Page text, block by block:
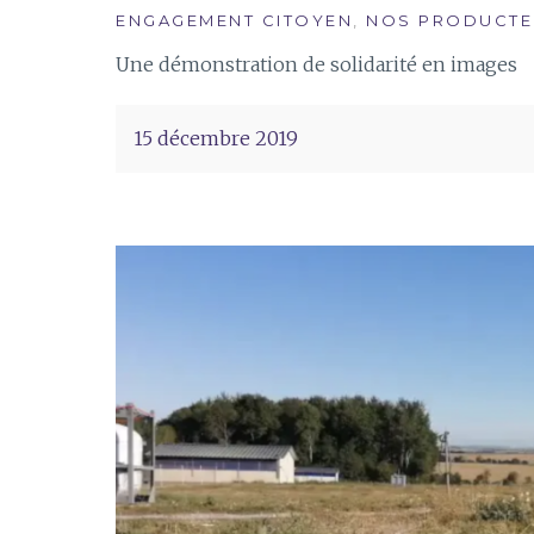
ENGAGEMENT CITOYEN NOS
Une démonstration de solidarité en images
15 décembre 2019